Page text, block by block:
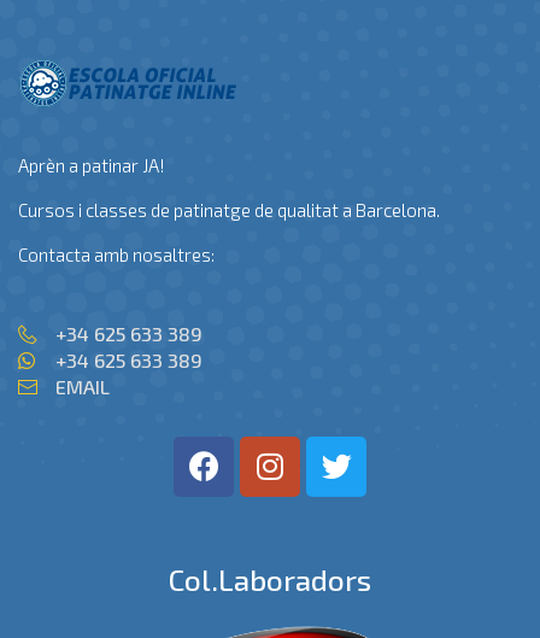
Aprèn a patinar JA!
Cursos i classes de patinatge de qualitat a Barcelona.
Contacta amb nosaltres:
+34 625 633 389
+34 625 633 389
EMAIL
Col.laboradors